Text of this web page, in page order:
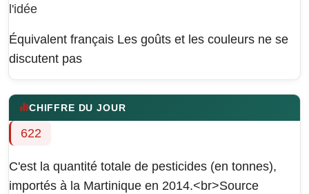
l'idée
Équivalent français Les goûts et les couleurs ne se
discutent pas
CHIFFRE DU JOUR
622
C'est la quantité totale de pesticides (en tonnes),
importés à la Martinique en 2014.<br>Source